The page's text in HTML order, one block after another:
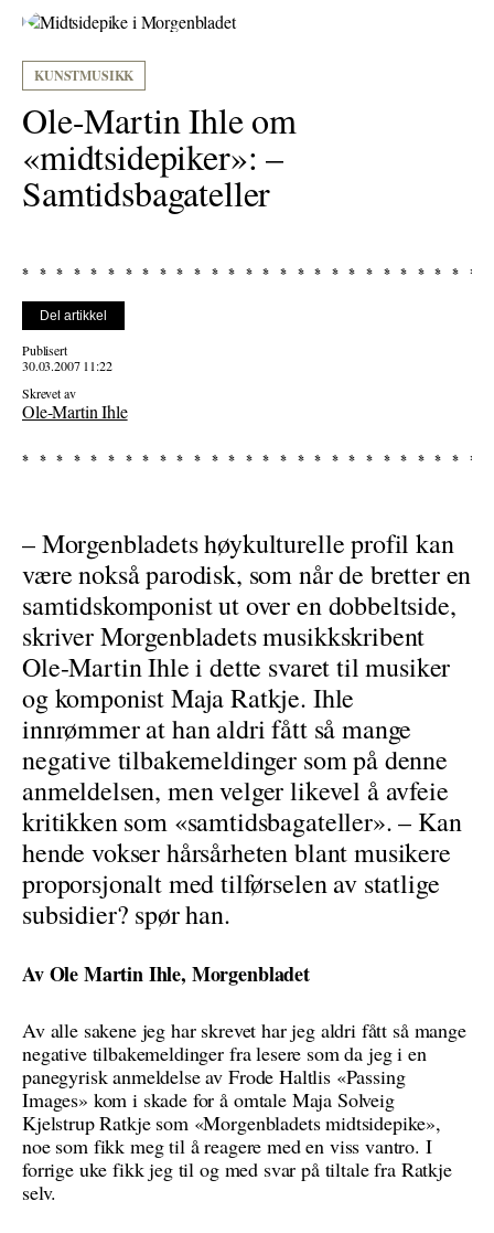
KUNSTMUSIKK
Ole-Martin Ihle om
«midtsidepiker»: –
Samtidsbagateller
Del artikkel
Publisert
30.03.2007 11:22
Skrevet av
Ole-Martin Ihle
– Morgenbladets høykulturelle profil kan
være nokså parodisk, som når de bretter en
samtidskomponist ut over en dobbeltside,
skriver Morgenbladets musikkskribent
Ole-Martin Ihle i dette svaret til musiker
og komponist Maja Ratkje. Ihle
innrømmer at han aldri fått så mange
negative tilbakemeldinger som på denne
anmeldelsen, men velger likevel å avfeie
kritikken som «samtidsbagateller». – Kan
hende vokser hårsårheten blant musikere
proporsjonalt med tilførselen av statlige
subsidier? spør han.
Av Ole Martin Ihle, Morgenbladet
Av alle sakene jeg har skrevet har jeg aldri fått så mange
negative tilbakemeldinger fra lesere som da jeg i en
panegyrisk anmeldelse av Frode Haltlis «Passing
Images» kom i skade for å omtale Maja Solveig
Kjelstrup Ratkje som «Morgenbladets midtsidepike»,
noe som fikk meg til å reagere med en viss vantro. I
forrige uke fikk jeg til og med svar på tiltale fra Ratkje
selv.